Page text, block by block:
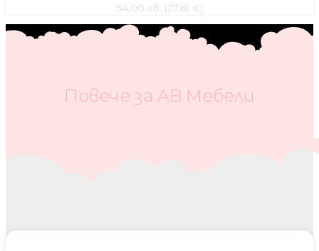
54,00 лв. (27.61 €)
Повече за AB Мебели